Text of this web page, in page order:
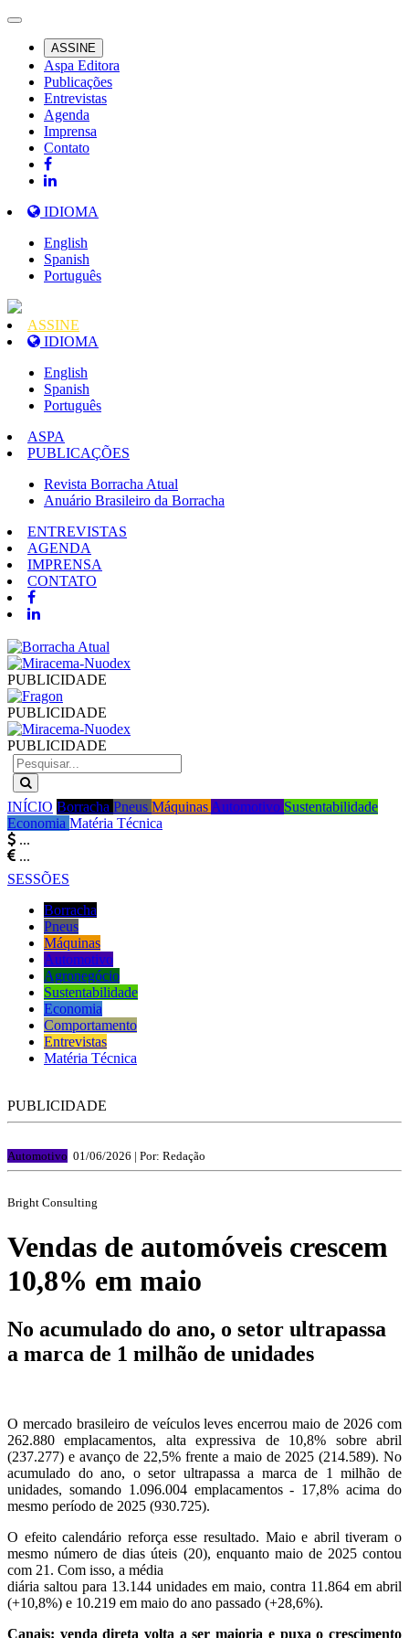
ASSINE
Aspa Editora
Publicações
Entrevistas
Agenda
Imprensa
Contato
IDIOMA
English
Spanish
Português
ASSINE
IDIOMA
English
Spanish
Português
ASPA
PUBLICAÇÕES
Revista Borracha Atual
Anuário Brasileiro da Borracha
ENTREVISTAS
AGENDA
IMPRENSA
CONTATO
PUBLICIDADE
PUBLICIDADE
PUBLICIDADE
INÍCIO Borracha Pneus Máquinas Automotivo Sustentabilidade
Economia Matéria Técnica
...
...
SESSÕES
Borracha
Pneus
Máquinas
Automotivo
Agronegócio
Sustentabilidade
Economia
Comportamento
Entrevistas
Matéria Técnica
PUBLICIDADE
Automotivo 01/06/2026 | Por: Redação
Bright Consulting
Vendas de automóveis crescem
10,8% em maio
No acumulado do ano, o setor ultrapassa
a marca de 1 milhão de unidades
O mercado brasileiro de veículos leves encerrou maio de 2026 com
262.880 emplacamentos, alta expressiva de 10,8% sobre abril
(237.277) e avanço de 22,5% frente a maio de 2025 (214.589). No
acumulado do ano, o setor ultrapassa a marca de 1 milhão de
unidades, somando 1.096.004 emplacamentos - 17,8% acima do
mesmo período de 2025 (930.725).
O efeito calendário reforça esse resultado. Maio e abril tiveram o
mesmo número de dias úteis (20), enquanto maio de 2025 contou
com 21. Com isso, a média
diária saltou para 13.144 unidades em maio, contra 11.864 em abril
(+10,8%) e 10.219 em maio do ano passado (+28,6%).
Canais: venda direta volta a ser maioria e puxa o crescimento